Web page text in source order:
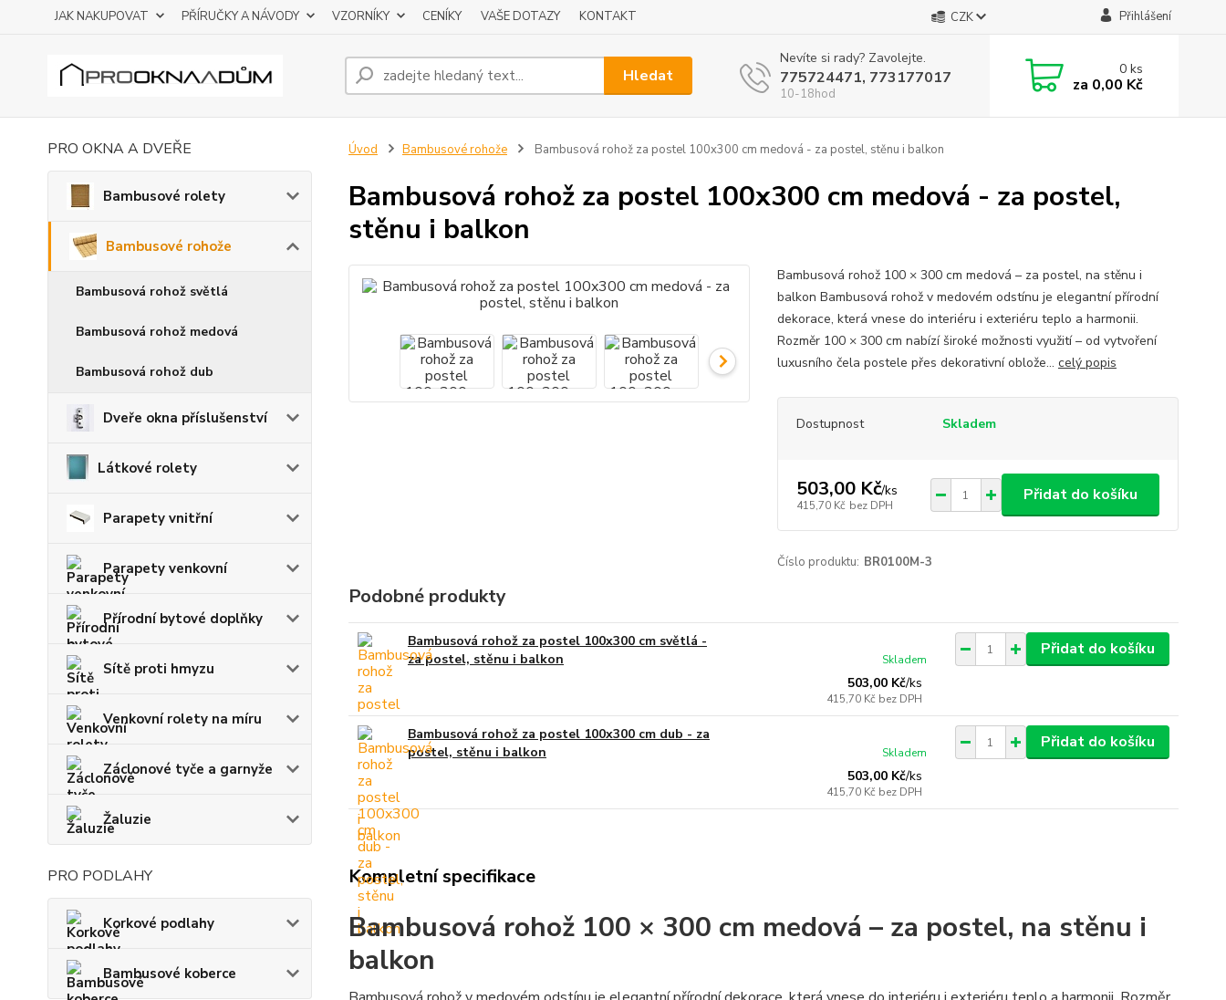
JAK NAKUPOVAT PŘÍRUČKY A NÁVODY VZORNÍKY CENÍKY VAŠE DOTAZY KONTAKT CZK Přihlášení
Hledat
Nevíte si rady? Zavolejte.
775724471, 773177017
10-18hod
0ks
za 0,00 Kč
PRO OKNA A DVEŘE
Bambusové rolety
Bambusové rohože
Bambusová rohož světlá
Bambusová rohož medová
Bambusová rohož dub
Dveře okna příslušenství
Látkové rolety
Parapety vnitřní
Parapety venkovní
Přírodní bytové doplňky
Sítě proti hmyzu
Venkovní rolety na míru
Záclonové tyče a garnyže
Žaluzie
PRO PODLAHY
Korkové podlahy
Bambusové koberce
Úvod Bambusové rohože Bambusová rohož za postel 100x300 cm medová - za postel, stěnu i balkon
Bambusová rohož za postel 100x300 cm medová - za postel,
stěnu i balkon
Bambusová rohož 100 × 300 cm medová – za postel, na stěnu i
balkon Bambusová rohož v medovém odstínu je elegantní přírodní
dekorace, která vnese do interiéru i exteriéru teplo a harmonii.
Rozměr 100 × 300 cm nabízí široké možnosti využití – od vytvoření
luxusního čela postele přes dekorativní oblože... celý popis
Dostupnost Skladem
503,00 Kč/ks
415,70 Kč bez DPH
Přidat do košíku
Číslo produktu: BR0100M-3
Podobné produkty
Bambusová rohož za postel 100x300 cm světlá -
za postel, stěnu i balkon
503,00 Kč/ks
415,70 Kč bez DPH
Skladem
Přidat do košíku
Bambusová rohož za postel 100x300 cm dub - za
postel, stěnu i balkon
503,00 Kč/ks
415,70 Kč bez DPH
Skladem
Přidat do košíku
Kompletní specifikace
Bambusová rohož 100 × 300 cm medová – za postel, na stěnu i
balkon